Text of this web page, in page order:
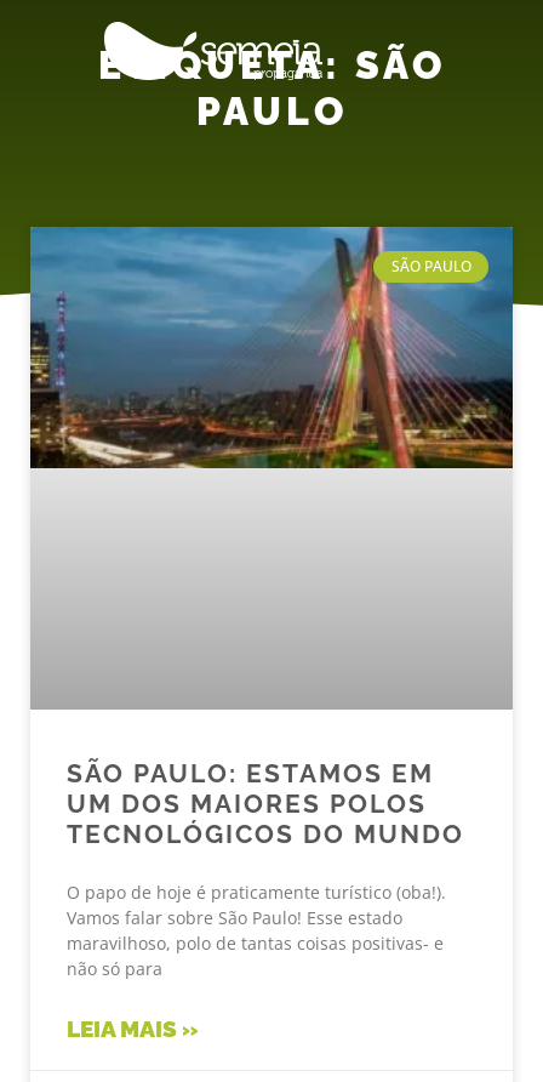
ETIQUETA: SÃO
PAULO
SÃO PAULO
SÃO PAULO: ESTAMOS EM
UM DOS MAIORES POLOS
TECNOLÓGICOS DO MUNDO
O papo de hoje é praticamente turístico (oba!).
Vamos falar sobre São Paulo! Esse estado
maravilhoso, polo de tantas coisas positivas- e
não só para
LEIA MAIS »